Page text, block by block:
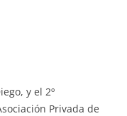
y el 2º
Privada de